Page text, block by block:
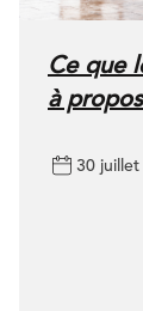
Ce que
à
30